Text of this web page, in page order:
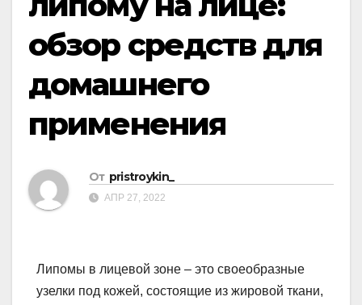
обзор средств для
домашнего
применения
От pristroykin_
АПР 27, 2022
Липомы в лицевой зоне – это своеобразные
узелки под кожей, состоящие из жировой ткани,